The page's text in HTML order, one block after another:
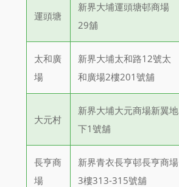
運頭塘
新界大埔運頭塘邨商場
29舖
太和廣
場
新界大埔太和路12號太
和廣場2樓201號舖
大元村
新界大埔大元商場新翼地
下1號舖
長亨商
場
新界青衣長亨邨長亨商場
3樓313-315號舖